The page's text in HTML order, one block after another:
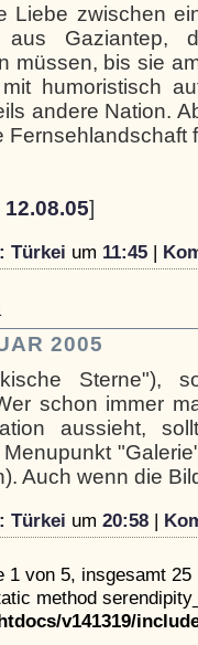
Liebe zwischen
aus Gaziantep,
müssen, bis sie
humoristisch
andere Nation.
]
Türkei um 11:45 |
2005
schon immer
aussieht,
Auch wenn die
Türkei um20:58 |
1 von 5, insgesamt
method
v141319/